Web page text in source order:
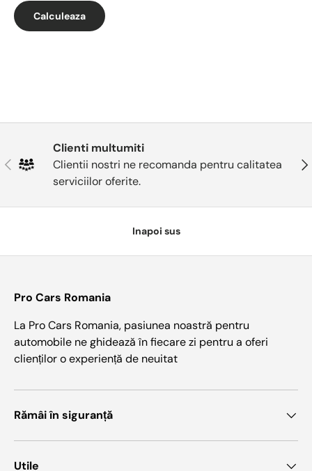
Calculeaza
Anterior
Clienti multumiti
Clientii nostri ne recomanda pentru calitatea
serviciilor oferite.
Inapoi sus
Pro Cars Romania
La Pro Cars Romania, pasiunea noastră pentru
automobile ne ghidează în fiecare zi pentru a oferi
clienților o experiență de neuitat
Rămâi în siguranță
Utile